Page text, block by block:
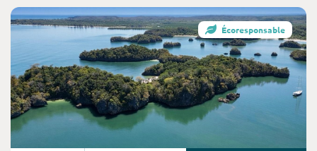
Écoresponsable
Consultez l'offre de voyage